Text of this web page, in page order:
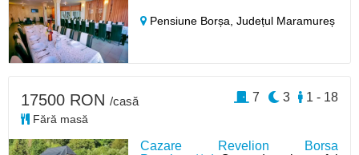
Pensiune Borșa,Județul Maramureș
Cazare Revelion Borsa
17500 RON /casă
Fără masă
1 - 18
3
7